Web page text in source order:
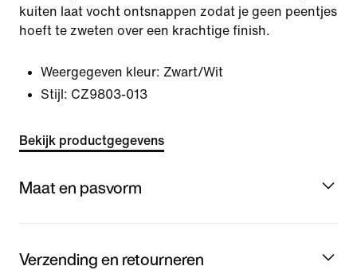
kuiten laat vocht ontsnappen zodat je geen peentjes
hoeft te zweten over een krachtige finish.
Weergegeven kleur: Zwart/Wit
Stijl: CZ9803-013
Bekijk productgegevens
Maat en pasvorm
Verzending en retourneren